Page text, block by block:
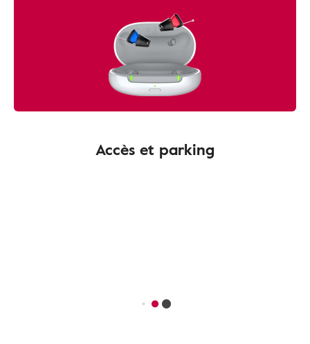
Accès et parking